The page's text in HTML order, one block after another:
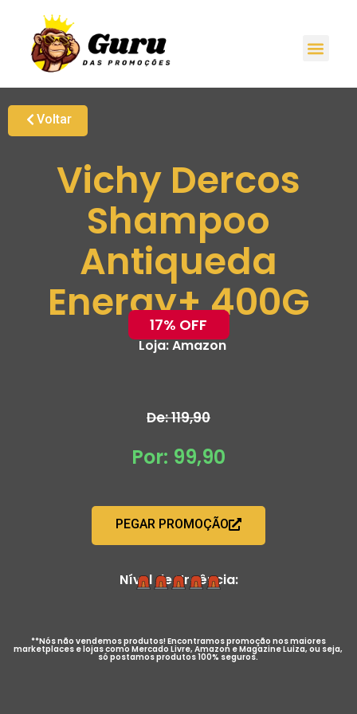
Voltar
Vichy Dercos
Shampoo
Antiqueda
Energy+ 400G
17% OFF
Loja:Amazon
De: 119,90
Por: 99,90
PEGAR PROMOÇÃO
Nível de Urgência:
**Nós não vendemos produtos! Encontramos promoção nos maiores
marketplaces e lojas como Mercado Livre, Amazon e Magazine Luiza, ou seja,
só postamos produtos 100% seguros.